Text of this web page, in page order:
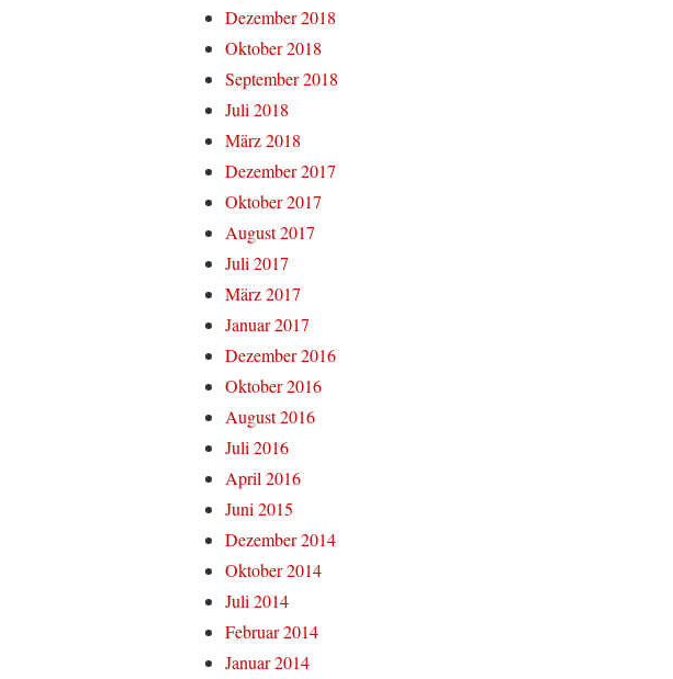
Dezember 2018
Oktober 2018
September 2018
Juli 2018
März 2018
Dezember 2017
Oktober 2017
August 2017
Juli 2017
März 2017
Januar 2017
Dezember 2016
Oktober 2016
August 2016
Juli 2016
April 2016
Juni 2015
Dezember 2014
Oktober 2014
Juli 2014
Februar 2014
Januar 2014